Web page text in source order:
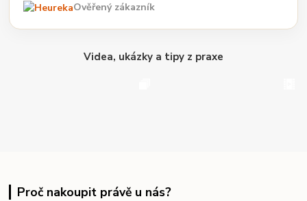
Ověřený zákazník
Videa, ukázky a tipy z praxe
Proč nakoupit právě u nás?